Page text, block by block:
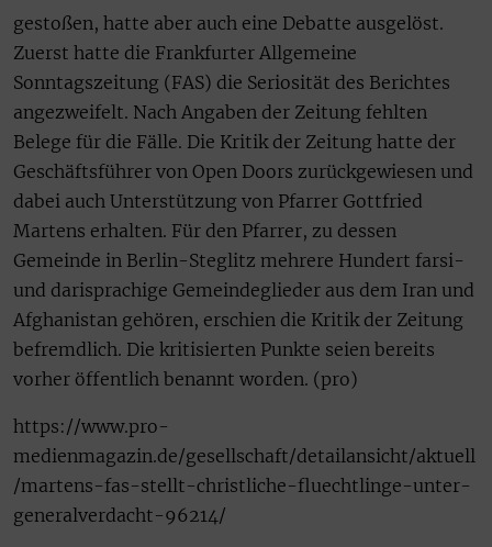
gestoßen, hatte aber auch eine Debatte ausgelöst.
Zuerst hatte die Frankfurter Allgemeine
Sonntagszeitung (FAS) die Seriosität des Berichtes
angezweifelt. Nach Angaben der Zeitung fehlten
Belege für die Fälle. Die Kritik der Zeitung hatte der
Geschäftsführer von Open Doors zurückgewiesen und
dabei auch Unterstützung von Pfarrer Gottfried
Martens erhalten. Für den Pfarrer, zu dessen
Gemeinde in Berlin-Steglitz mehrere Hundert farsi-
und darisprachige Gemeindeglieder aus dem Iran und
Afghanistan gehören, erschien die Kritik der Zeitung
befremdlich. Die kritisierten Punkte seien bereits
vorher öffentlich benannt worden. (pro)
https://www.pro-
medienmagazin.de/gesellschaft/detailansicht/aktuell
/martens-fas-stellt-christliche-fluechtlinge-unter-
generalverdacht-96214/